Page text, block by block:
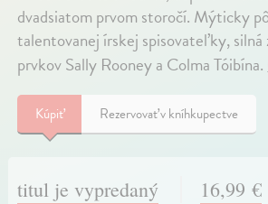
dvadsiatom prvom storočí. Mýticky
talentovanej írskej spisovateľky,
prvkov Sally Rooney a Colma Tóibína.
Kúpiť Rezervovať v kníhkupectve
titul je vypredaný 16,99 €